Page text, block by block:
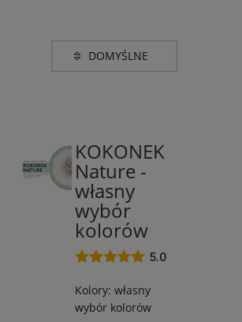
Bambus
KOKONEK
Nature -
własny
wybór
kolorów
5.0
Kolory: własny
wybór kolorów